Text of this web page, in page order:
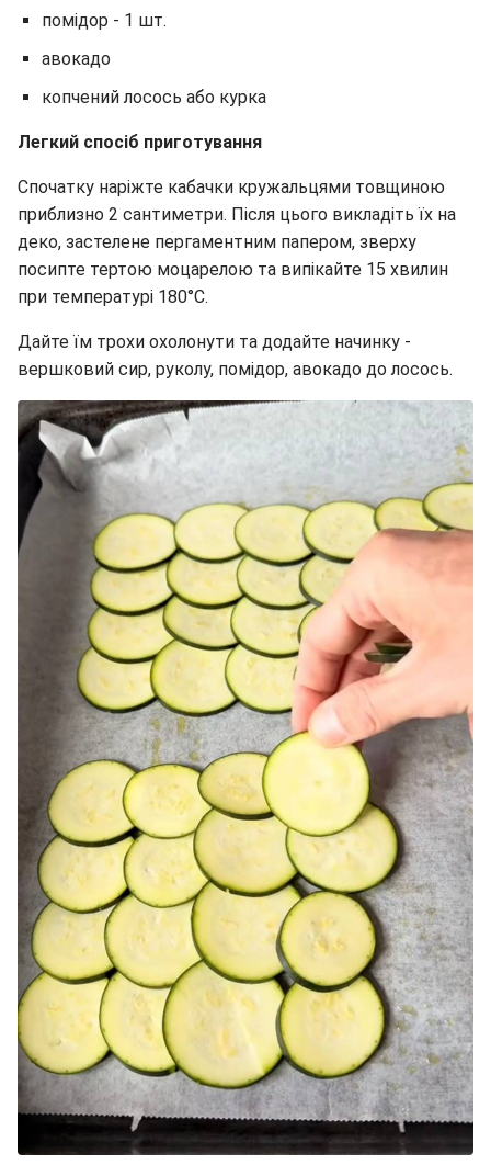
помідор - 1 шт.
авокадо
копчений лосось або курка
Легкий спосіб приготування
Спочатку наріжте кабачки кружальцями товщиною
приблизно 2 сантиметри. Після цього викладіть їх на
деко, застелене пергаментним папером, зверху
посипте тертою моцарелою та випікайте 15 хвилин
при температурі 180°C.
Дайте їм трохи охолонути та додайте начинку -
вершковий сир, руколу, помідор, авокадо до лосось.